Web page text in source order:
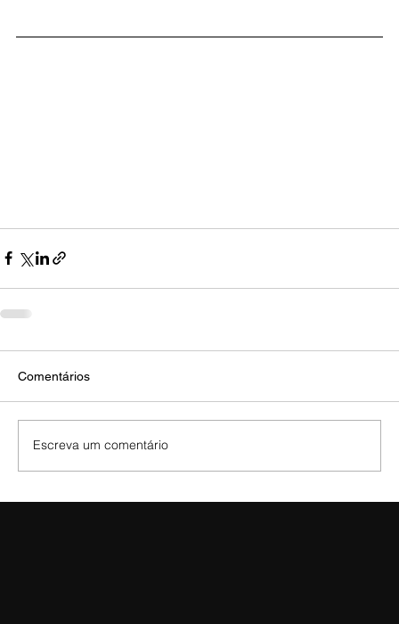
Comentários
Escreva um comentário